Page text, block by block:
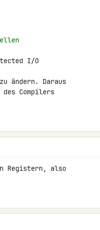
I/O
ändern. Daraus
Compilers
Registern, also